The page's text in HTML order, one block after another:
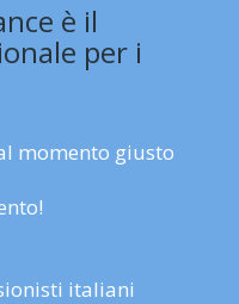
è il
per i
momento giusto
italiani